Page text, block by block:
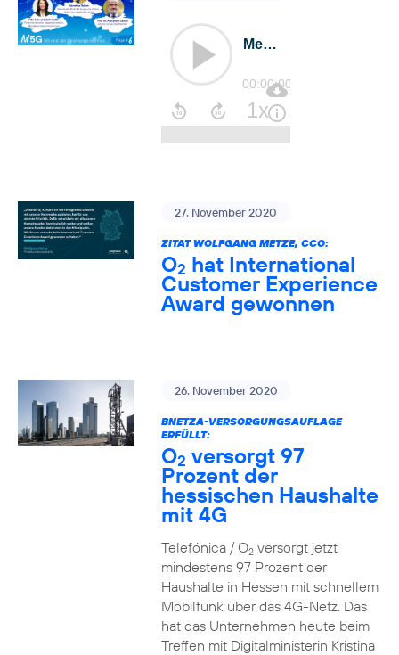
27. November 2020
ZITAT WOLFGANG METZE, CCO:
O2 hat International
Customer Experience
Award gewonnen
26. November 2020
BNETZA-VERSORGUNGSAUFLAGE
ERFÜLLT:
O2 versorgt 97
Prozent der
hessischen Haushalte
mit 4G
Telefónica / O2versorgt jetzt
mindestens 97 Prozent der
Haushalte in Hessen mit schnellem
Mobilfunk über das 4G-Netz. Das
hat das Unternehmen heute beim
Treffen mit Digitalministerin Kristina